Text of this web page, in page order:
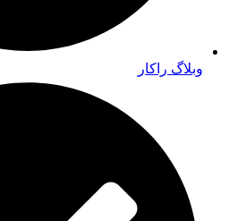
وبلاگ راکار